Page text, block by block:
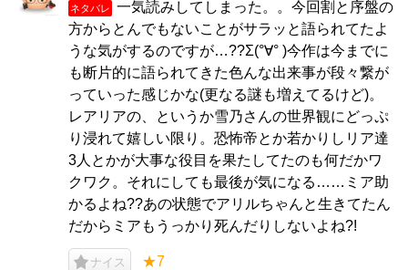
ネタバレ
一気読みしてしまった。。今回割と序盤の
方からとんでもないことがサラッと語られてたよ
うな気がするのですが…??Σ(°∀° )今作は今までに
も断片的に語られてきた色んな出来事が段々繋が
っていった感じかな(更なる謎も増えてるけど)。
レアリアの、というか雪乃さんの世界観にどっぷ
り浸れて嬉しい限り。恐怖帝とか若かりしリア達
3人とかが大事な役目を果たしてたのも何だかワ
クワク。それにしても最後が気になる……ミア助
かるよね??あの状態でアリルちゃんと生きてたん
だからミアもうっかり死んだりしないよね?!
ナイス ★7